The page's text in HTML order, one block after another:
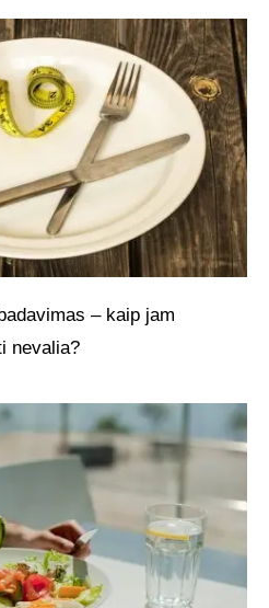
– kaip jam
nevalia?